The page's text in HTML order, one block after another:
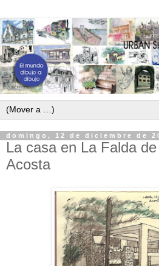
domingo, 12 de diciembre de
La casa en La Falda
Acosta